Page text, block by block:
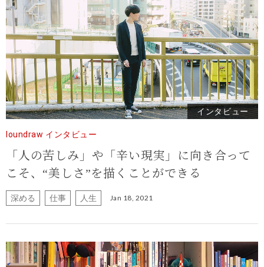
インタビュー
loundraw インタビュー
「人の苦しみ」や「辛い現実」に向き合って
こそ、“美しさ”を描くことができる
深める 仕事 人生 Jan 18, 2021